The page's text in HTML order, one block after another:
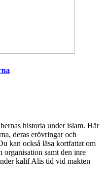
historia under islam. Här
deras erövringar och
kan också läsa kortfattat om
organisation samt den inre
kalif Alis tid vid makten